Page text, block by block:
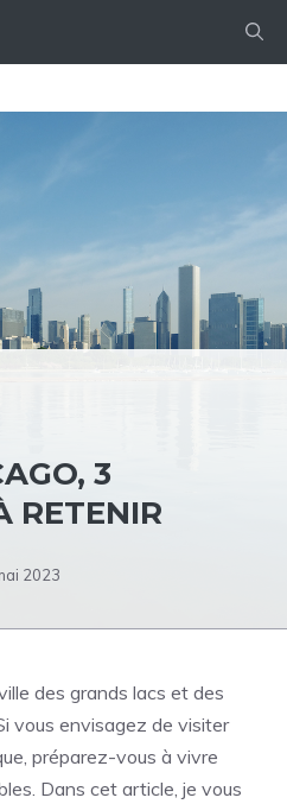
3
RETENIR
2023
des grands lacs et des
vous envisagez de visiter
préparez-vous à vivre
Dans cet article, je vous